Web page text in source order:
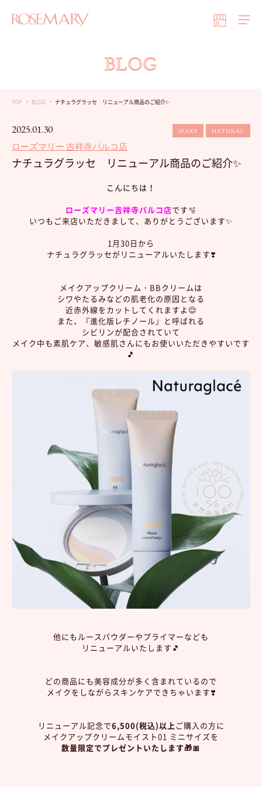
BLOG
TOP BLOG ナチュラグラッセ リニューアル商品のご紹介✨
2025.01.30
ローズマリー 吉祥寺パルコ店
MAKE NATURAL
ナチュラグラッセ リニューアル商品のご紹介✨
こんにちは！
ローズマリー吉祥寺パルコ店です🫧
いつもご来店いただきまして、ありがとうございます✨
1月30日から
ナチュラグラッセがリニューアルいたします❣️
メイクアップクリーム・BBクリームは
シワやたるみなどの肌老化の原因となる
近赤外線をカットしてくれますよ😌
また、『進化版レチノール』と呼ばれる
シビリンが配合されていて
メイク中も素肌ケア、敏感肌さんにもお使いいただきやすいです
🎵
他にもルースパウダーやプライマーなども
リニューアルいたします🎵
どの商品にも美容成分が多く含まれているので
メイクをしながらスキンケアできちゃいます❣️
リニューアル記念で6,500(税込)以上 ご購入の方に
メイクアップクリームモイスト01 ミニサイズを
数量限定でプレゼントいたします🎁🎀